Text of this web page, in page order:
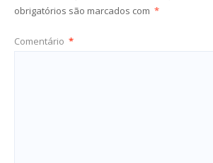
obrigatórios são marcados com *
Comentário *